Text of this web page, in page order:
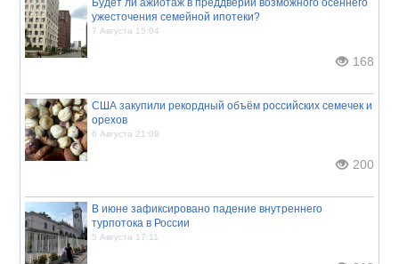
Будет ли ажиотаж в преддверии возможного осеннего
ужесточения семейной ипотеки?
7 Августа 15:04
168
США закупили рекордный объём российских семечек и
орехов
6 Августа 21:09
200
В июне зафиксировано падение внутреннего
турпотока в России
5 Августа 17:11